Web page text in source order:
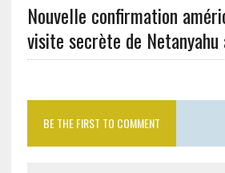
Nouvelle confirmation
visite secrète de
BE THE FIRST TO COMMENT